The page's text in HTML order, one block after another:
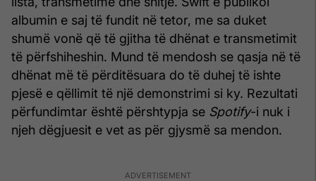
albumin e saj të fundit në tetor, me sa duket
shumë vonë që të gjitha të dhënat e transmetimit
të përfshiheshin. Mund të mendosh se qasja në të
dhënat më të përditësuara do të duhej të ishte
pjesë e qëllimit të një demonstrimi si ky. Rezultati
përfundimtar është përshtypja se Spotify-i nuk i
njeh dëgjuesit e vet as për gjysmë sa mendon.